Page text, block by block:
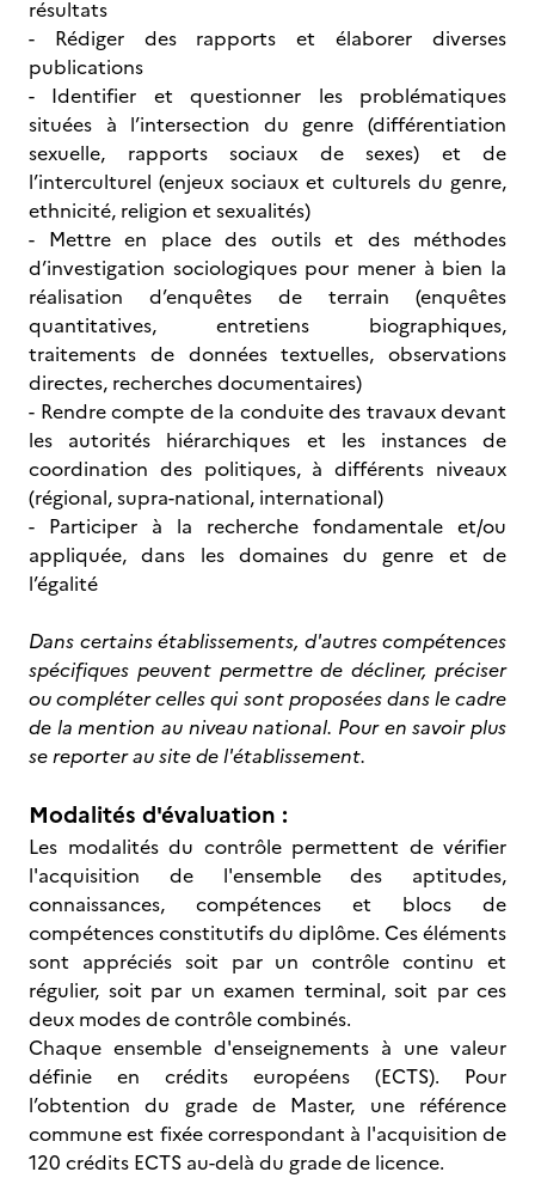
résultats
- Rédiger des rapports et élaborer diverses
publications
- Identifier et questionner les problématiques
situées à l’intersection du genre (différentiation
sexuelle, rapports sociaux de sexes) et de
l’interculturel (enjeux sociaux et culturels du genre,
ethnicité, religion et sexualités)
- Mettre en place des outils et des méthodes
d’investigation sociologiques pour mener à bien la
réalisation d’enquêtes de terrain (enquêtes
quantitatives, entretiens biographiques,
traitements de données textuelles, observations
directes, recherches documentaires)
- Rendre compte de la conduite des travaux devant
les autorités hiérarchiques et les instances de
coordination des politiques, à différents niveaux
(régional, supra-national, international)
- Participer à la recherche fondamentale et/ou
appliquée, dans les domaines du genre et de
l’égalité
Dans certains établissements, d'autres compétences
spécifiques peuvent permettre de décliner, préciser
ou compléter celles qui sont proposées dans le cadre
de la mention au niveau national. Pour en savoir plus
se reporter au site de l'établissement.
Modalités d'évaluation :
Les modalités du contrôle permettent de vérifier
l'acquisition de l'ensemble des aptitudes,
connaissances, compétences et blocs de
compétences constitutifs du diplôme. Ces éléments
sont appréciés soit par un contrôle continu et
régulier, soit par un examen terminal, soit par ces
deux modes de contrôle combinés.
Chaque ensemble d'enseignements à une valeur
définie en crédits européens (ECTS). Pour
l’obtention du grade de Master, une référence
commune est fixée correspondant à l'acquisition de
120 crédits ECTS au-delà du grade de licence.